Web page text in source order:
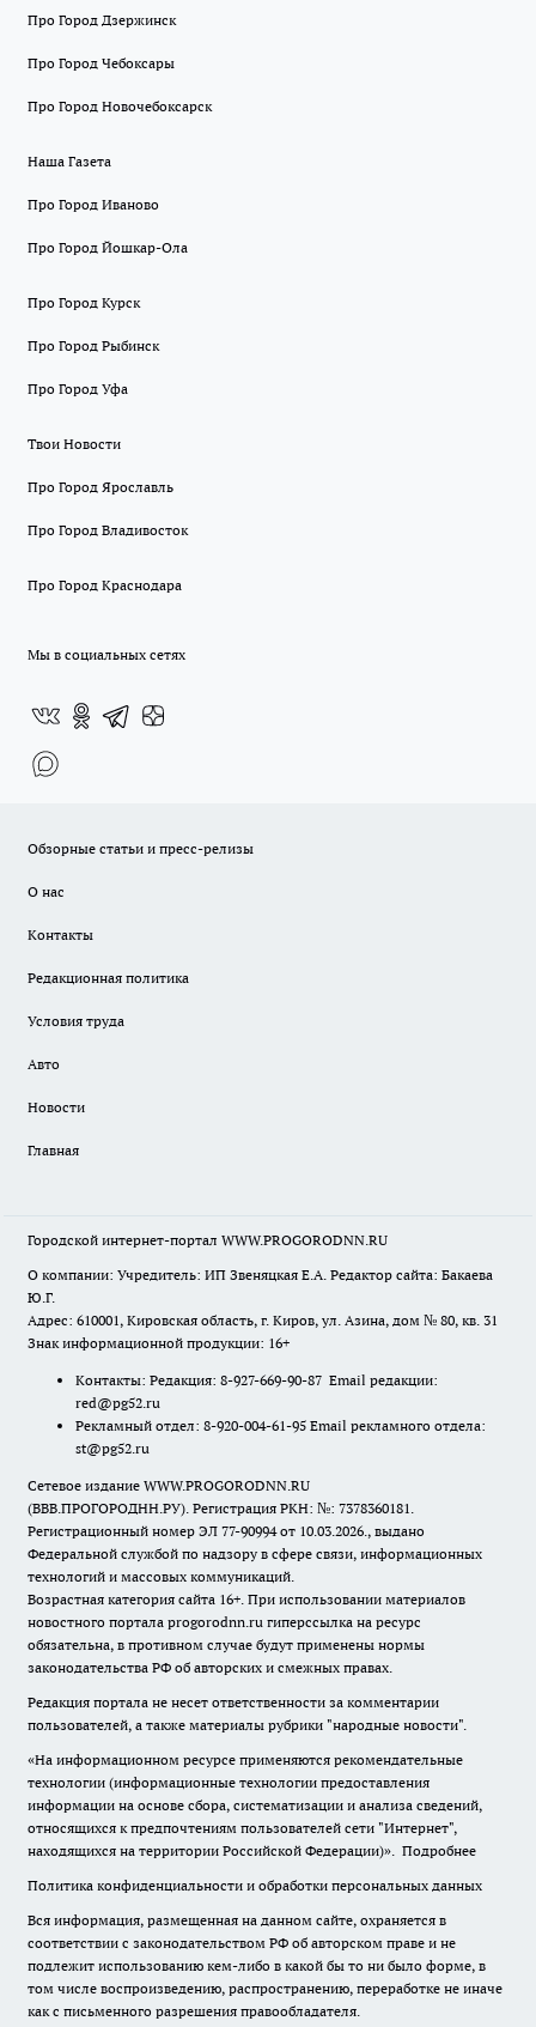
Про Город Дзержинск
Про Город Чебоксары
Про Город Новочебоксарск
Наша Газета
Про Город Иваново
Про Город Йошкар-Ола
Про Город Курск
Про Город Рыбинск
Про Город Уфа
Твои Новости
Про Город Ярославль
Про Город Владивосток
Про Город Краснодара
Мы в социальных сетях
Обзорные статьи и пресс-релизы
О нас
Контакты
Редакционная политика
Условия труда
Авто
Новости
Главная
Городской интернет-портал WWW.PROGORODNN.RU
О компании: Учредитель: ИП Звеняцкая Е.А. Редактор сайта: Бакаева
Ю.Г.
Адрес: 610001, Кировская область, г. Киров, ул. Азина, дом № 80, кв. 31
Знак информационной продукции: 16+
Контакты: Редакция: 8-927-669-90-87 Email редакции:
red@pg52.ru
Рекламный отдел: 8-920-004-61-95 Email рекламного отдела:
st@pg52.ru
Сетевое издание WWW.PROGORODNN.RU
(ВВВ.ПРОГОРОДНН.РУ). Регистрация РКН: №: 7378360181.
Регистрационный номер ЭЛ 77-90994 от 10.03.2026., выдано
Федеральной службой по надзору в сфере связи, информационных
технологий и массовых коммуникаций.
Возрастная категория сайта 16+. При использовании материалов
новостного портала progorodnn.ru гиперссылка на ресурс
обязательна, в противном случае будут применены нормы
законодательства РФ об авторских и смежных правах.
Редакция портала не несет ответственности за комментарии
пользователей, а также материалы рубрики "народные новости".
«На информационном ресурсе применяются рекомендательные
технологии (информационные технологии предоставления
информации на основе сбора, систематизации и анализа сведений,
относящихся к предпочтениям пользователей сети "Интернет",
находящихся на территории Российской Федерации)». Подробнее
Политика конфиденциальности и обработки персональных данных
Вся информация, размещенная на данном сайте, охраняется в
соответствии с законодательством РФ об авторском праве и не
подлежит использованию кем-либо в какой бы то ни было форме, в
том числе воспроизведению, распространению, переработке не иначе
как с письменного разрешения правообладателя.